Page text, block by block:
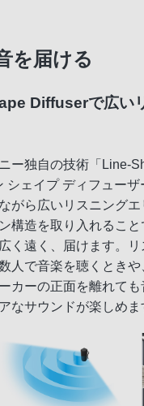
を届ける
Diffuserで広い
ー独自の技術「Line-
シェイプ ディフューザ
がら広いリスニングエ
構造を取り入れるこ
く遠く、届けます。リ
人で音楽を聴くときや
カーの正面を離れて
なサウンドが楽しめま